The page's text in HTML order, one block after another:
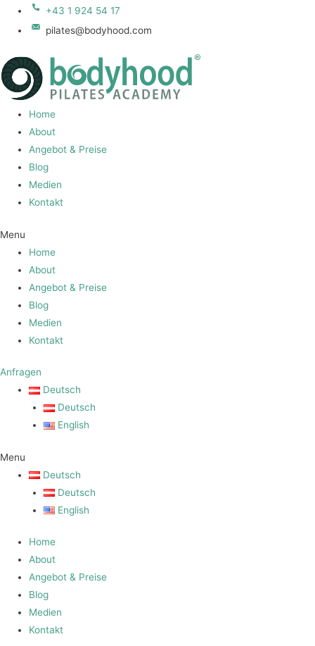
+43 1 924 54 17
pilates@bodyhood.com
Home
About
Angebot & Preise
Blog
Medien
Kontakt
Menu
Home
About
Angebot & Preise
Blog
Medien
Kontakt
Anfragen
Deutsch
Deutsch
English
Menu
Deutsch
Deutsch
English
Home
About
Angebot & Preise
Blog
Medien
Kontakt